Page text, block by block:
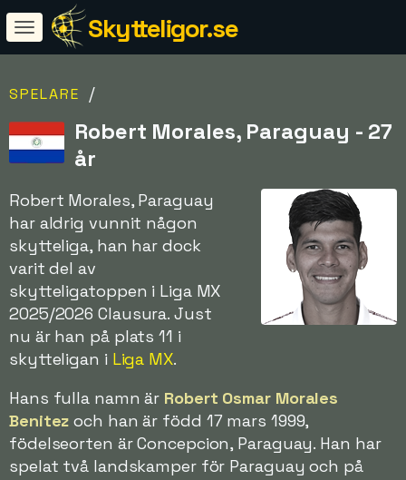
Skytteligor.se
SPELARE /
Robert Morales, Paraguay - 27
år
Robert Morales, Paraguay
har aldrig vunnit någon
skytteliga, han har dock
varit del av
skytteligatoppen i Liga MX
2025/2026 Clausura. Just
nu är han på plats 11 i
skytteligan i Liga MX.
Hans fulla namn är Robert Osmar Morales
Benitez och han är född 17 mars 1999,
födelseorten är Concepcion, Paraguay. Han har
spelat två landskamper för Paraguay och på